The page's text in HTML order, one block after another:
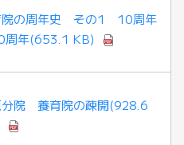
院の周年史 その1 10周年
周年(653.1 KB)
院 養育院の疎開(928.6